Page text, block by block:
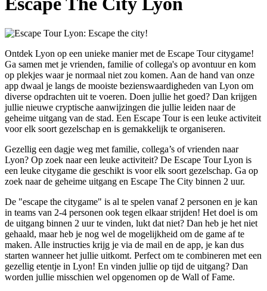
Ontdek Lyon op een unieke manier met de Escape Tour citygame!
Ga samen met je vrienden, familie of collega's op avontuur en kom
op plekjes waar je normaal niet zou komen. Aan de hand van onze
app dwaal je langs de mooiste bezienswaardigheden van Lyon om
diverse opdrachten uit te voeren. Doen jullie het goed? Dan krijgen
jullie nieuwe cryptische aanwijzingen die jullie leiden naar de
geheime uitgang van de stad. Een Escape Tour is een leuke activiteit
voor elk soort gezelschap en is gemakkelijk te organiseren.
Gezellig een dagje weg met familie, collega’s of vrienden naar
Lyon? Op zoek naar een leuke activiteit? De Escape Tour Lyon is
een leuke citygame die geschikt is voor elk soort gezelschap. Ga op
zoek naar de geheime uitgang en Escape The City binnen 2 uur.
De "escape the citygame" is al te spelen vanaf 2 personen en je kan
in teams van 2-4 personen ook tegen elkaar strijden! Het doel is om
de uitgang binnen 2 uur te vinden, lukt dat niet? Dan heb je het niet
gehaald, maar heb je nog wel de mogelijkheid om de game af te
maken. Alle instructies krijg je via de mail en de app, je kan dus
starten wanneer het jullie uitkomt. Perfect om te combineren met een
gezellig etentje in Lyon! En vinden jullie op tijd de uitgang? Dan
worden jullie misschien wel opgenomen op de Wall of Fame.